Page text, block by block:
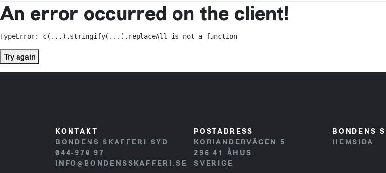
An error occurred on the client!
TypeError: c(...).stringify(...).replaceAll is not a function
Try again
KONTAKT
BONDENS SKAFFERI SYD
044-970 97
INFO@BONDENSSKAFFERI.SE
POSTADRESS
KORIANDERVÄGEN 5
296 41 ÅHUS
SVERIGE
BONDENS
HEMSIDA